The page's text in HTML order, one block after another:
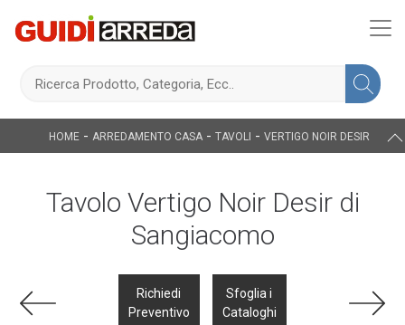
HOME - ARREDAMENTO CASA - TAVOLI - VERTIGO NOIR DESIR
Tavolo Vertigo Noir Desir di
Sangiacomo
Richiedi
Preventivo
Sfoglia i
Cataloghi